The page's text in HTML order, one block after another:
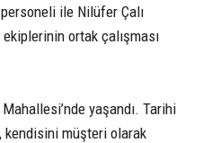
ile Nilüfer Çalı
ortak çalışması
yaşandı. Tarihi
kendisini müşteri olarak